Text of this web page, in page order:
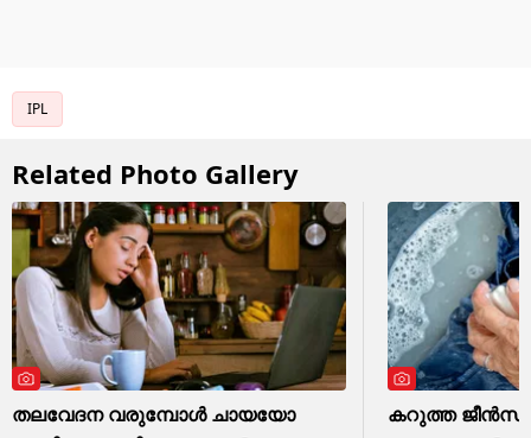
IPL
Related Photo Gallery
തലവേദന വരുമ്പോൾ ചായയോ
കറുത്ത ജീൻസ്